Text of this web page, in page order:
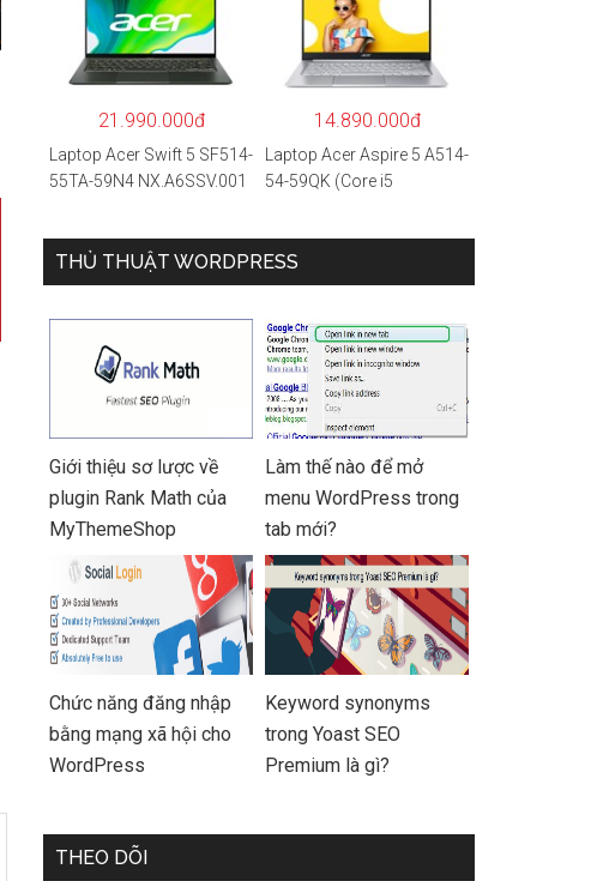
5500U/8GB RAM/256GB
SSD/15.6″FHD
IPS/GTX1650 4GB/Win10)
RAM/512GB/15.6″FHD/M
X350 2GB/Win 10/Bạc)
21.990.000đ
Laptop Acer Swift 5 SF514-
55TA-59N4 NX.A6SSV.001
SSD/14″FHD_Touch/Win1
0/Xanh) – Hàng chính
14.890.000đ
Laptop Acer Aspire 5 A514-
54-59QK (Core i5
11/Vàng)
THỦ THUẬT WORDPRESS
Giới thiệu sơ lược về
plugin Rank Math của
MyThemeShop
Làm thế nào để mở
menu WordPress trong
tab mới?
Chức năng đăng nhập
bằng mạng xã hội cho
WordPress
Keyword synonyms
trong Yoast SEO
Premium là gì?
THEO DÕI